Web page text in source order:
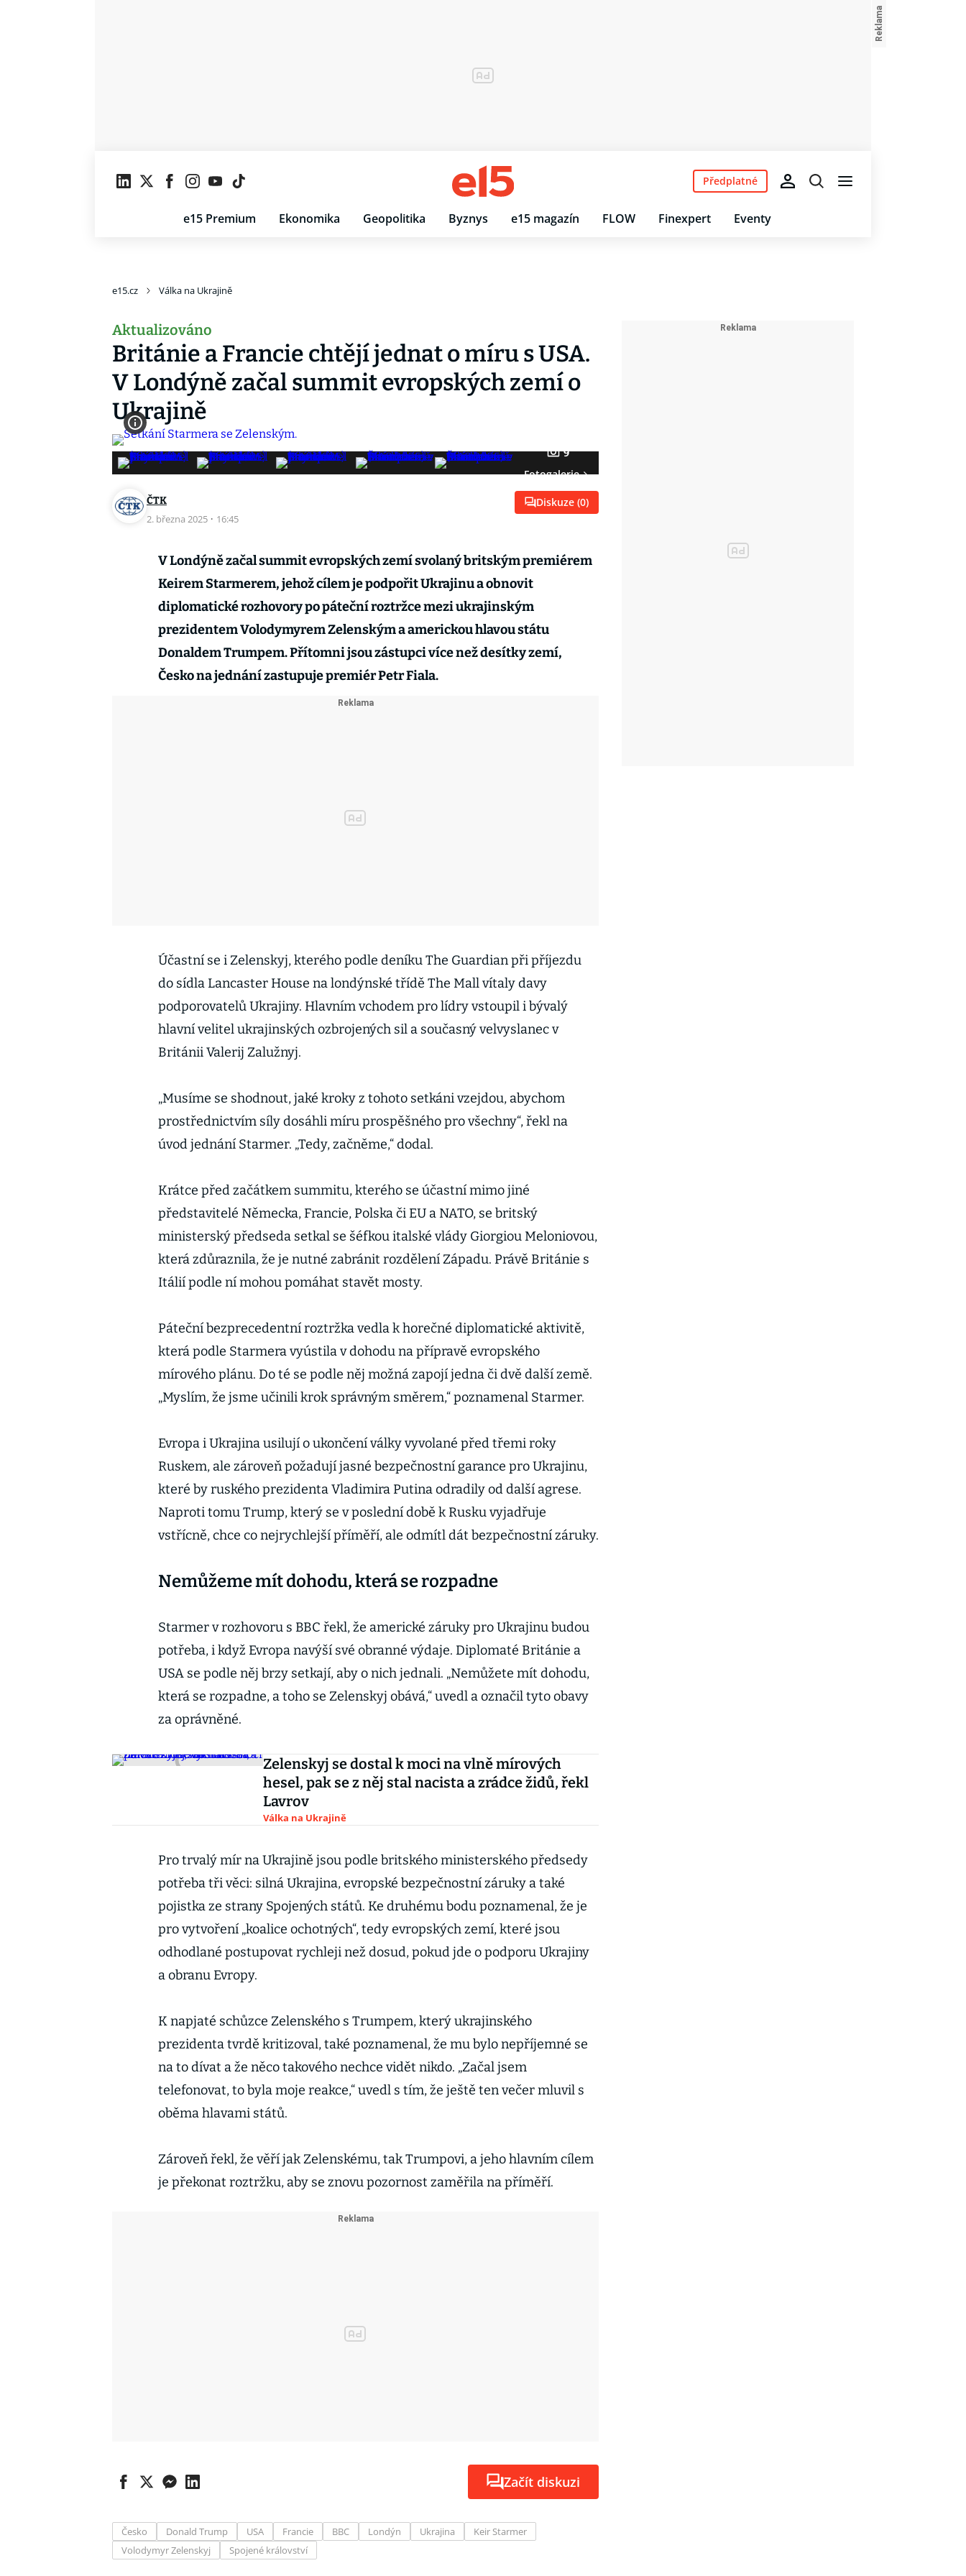
e15 Premium Ekonomika Geopolitika Byznys e15 magazín FLOW Finexpert Eventy
Předplatné
e15.cz Válka na Ukrajině
Aktualizováno
Británie a Francie chtějí jednat o míru s USA.
V Londýně začal summit evropských zemí o
Ukrajině
9
Fotogalerie
ČTK
2. března 2025 · 16:45
Diskuze (0)
V Londýně začal summit evropských zemí svolaný britským premiérem
Keirem Starmerem, jehož cílem je podpořit Ukrajinu a obnovit
diplomatické rozhovory po páteční roztržce mezi ukrajinským
prezidentem Volodymyrem Zelenským a americkou hlavou státu
Donaldem Trumpem. Přítomni jsou zástupci více než desítky zemí,
Česko na jednání zastupuje premiér Petr Fiala.
Účastní se i Zelenskyj, kterého podle deníku The Guardian při příjezdu
do sídla Lancaster House na londýnské třídě The Mall vítaly davy
podporovatelů Ukrajiny. Hlavním vchodem pro lídry vstoupil i bývalý
hlavní velitel ukrajinských ozbrojených sil a současný velvyslanec v
Británii Valerij Zalužnyj.
„Musíme se shodnout, jaké kroky z tohoto setkáni vzejdou, abychom
prostřednictvím síly dosáhli míru prospěšného pro všechny“, řekl na
úvod jednání Starmer. „Tedy, začněme,“ dodal.
Krátce před začátkem summitu, kterého se účastní mimo jiné
představitelé Německa, Francie, Polska či EU a NATO, se britský
ministerský předseda setkal se šéfkou italské vlády Giorgiou Meloniovou,
která zdůraznila, že je nutné zabránit rozdělení Západu. Právě Británie s
Itálií podle ní mohou pomáhat stavět mosty.
Páteční bezprecedentní roztržka vedla k horečné diplomatické aktivitě,
která podle Starmera vyústila v dohodu na přípravě evropského
mírového plánu. Do té se podle něj možná zapojí jedna či dvě další země.
„Myslím, že jsme učinili krok správným směrem,“ poznamenal Starmer.
Evropa i Ukrajina usilují o ukončení války vyvolané před třemi roky
Ruskem, ale zároveň požadují jasné bezpečnostní garance pro Ukrajinu,
které by ruského prezidenta Vladimira Putina odradily od další agrese.
Naproti tomu Trump, který se v poslední době k Rusku vyjadřuje
vstřícně, chce co nejrychlejší příměří, ale odmítl dát bezpečnostní záruky.
Nemůžeme mít dohodu, která se rozpadne
Starmer v rozhovoru s BBC řekl, že americké záruky pro Ukrajinu budou
potřeba, i když Evropa navýší své obranné výdaje. Diplomaté Británie a
USA se podle něj brzy setkají, aby o nich jednali. „Nemůžete mít dohodu,
která se rozpadne, a toho se Zelenskyj obává,“ uvedl a označil tyto obavy
za oprávněné.
Zelenskyj se dostal k moci na vlně mírových
hesel, pak se z něj stal nacista a zrádce židů, řekl
Lavrov
Válka na Ukrajině
Pro trvalý mír na Ukrajině jsou podle britského ministerského předsedy
potřeba tři věci: silná Ukrajina, evropské bezpečnostní záruky a také
pojistka ze strany Spojených států. Ke druhému bodu poznamenal, že je
pro vytvoření „koalice ochotných“, tedy evropských zemí, které jsou
odhodlané postupovat rychleji než dosud, pokud jde o podporu Ukrajiny
a obranu Evropy.
K napjaté schůzce Zelenského s Trumpem, který ukrajinského
prezidenta tvrdě kritizoval, také poznamenal, že mu bylo nepříjemné se
na to dívat a že něco takového nechce vidět nikdo. „Začal jsem
telefonovat, to byla moje reakce,“ uvedl s tím, že ještě ten večer mluvil s
oběma hlavami států.
Zároveň řekl, že věří jak Zelenskému, tak Trumpovi, a jeho hlavním cílem
je překonat roztržku, aby se znovu pozornost zaměřila na příměří.
Začít diskuzi
Česko Donald Trump USA Francie BBC Londýn Ukrajina
Keir Starmer
Volodymyr Zelenskyj
Spojené království